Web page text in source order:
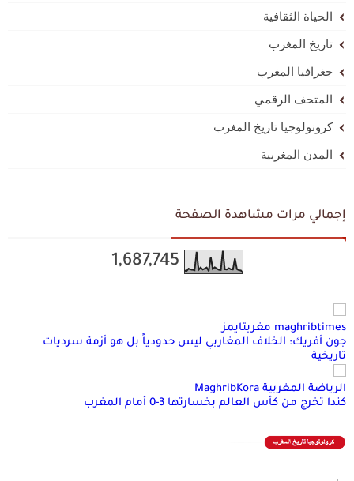
الحياة الثقافية
تاريخ المغرب
جغرافيا المغرب
المتحف الرقمي
كرونولوجيا تاريخ المغرب
المدن المغربية
إجمالي مرات مشاهدة الصفحة
1,687,745
maghribtimes مغربتايمز
جون أفريك: الخلاف المغاربي ليس حدودياً بل هو أزمة سرديات
تاريخية
الرياضة المغربية MaghribKora
كندا تخرج من كأس العالم بخسارتها 3-0 أمام المغرب